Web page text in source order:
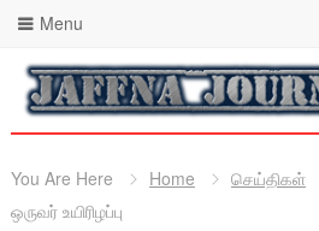
Menu
You Are Here Home செய்திகள்
ஒருவர் உயிரிழப்பு